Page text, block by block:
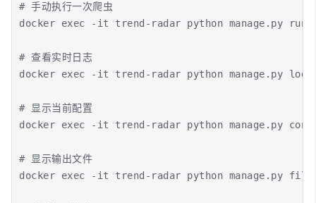
# 手动执行一次爬虫
docker exec -it trend-radar python manage.py run
# 查看实时日志
docker exec -it trend-radar python manage.py logs
# 显示当前配置
docker exec -it trend-radar python manage.py
# 显示输出文件
docker exec -it trend-radar python manage.py